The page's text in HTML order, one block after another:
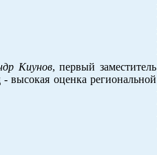
Киунов, первый заместитель
высокая оценка региональной